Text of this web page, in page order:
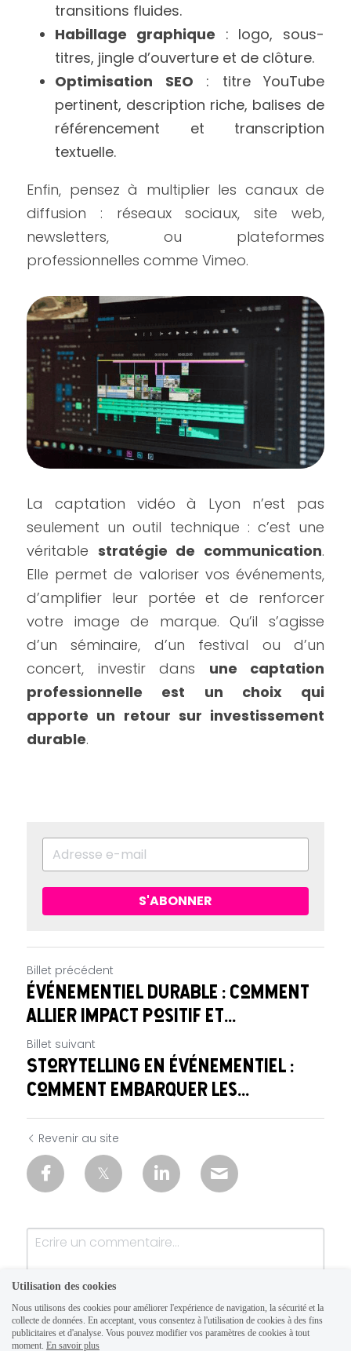
transitions fluides.
Habillage graphique : logo, sous-
titres, jingle d’ouverture et de clôture.
Optimisation SEO : titre YouTube
pertinent, description riche, balises de
référencement et transcription
textuelle.
Enfin, pensez à multiplier les canaux de
diffusion : réseaux sociaux, site web,
newsletters, ou plateformes
professionnelles comme Vimeo.
La captation vidéo à Lyon n’est pas
seulement un outil technique : c’est une
véritable stratégie de communication.
Elle permet de valoriser vos événements,
d’amplifier leur portée et de renforcer
votre image de marque. Qu’il s’agisse
d’un séminaire, d’un festival ou d’un
concert, investir dans une captation
professionnelle est un choix qui
apporte un retour sur investissement
durable.
S'ABONNER
Billet précédent
Événementiel durable : comment
allier impact positif et...
Billet suivant
Storytelling en événementiel :
comment embarquer les...
Revenir au site
Utilisation des cookies
Nous utilisons des cookies pour améliorer l'expérience de navigation, la sécurité et la
collecte de données. En acceptant, vous consentez à l'utilisation de cookies à des fins
publicitaires et d'analyse. Vous pouvez modifier vos paramètres de cookies à tout
moment. En savoir plus